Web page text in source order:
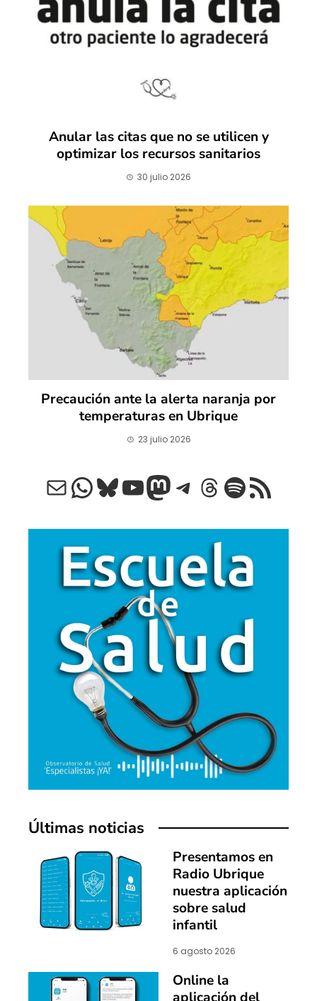
Anular las citas que no se utilicen y
optimizar los recursos sanitarios
30 julio 2026
Precaución ante la alerta naranja por
temperaturas en Ubrique
23 julio 2026
Correo electrónico
WhatsApp
Bluesky
YouTube
Mastodon
Telegram
Threads
Spotify
Feed RSS
Últimas noticias
Presentamos en
Radio Ubrique
nuestra aplicación
sobre salud
infantil
6 agosto 2026
Online la
aplicación del